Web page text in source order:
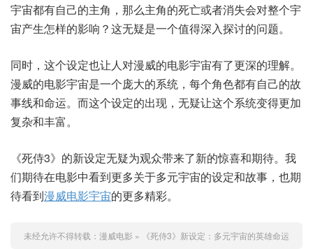
宇宙都有自己的主角，那么主角的死亡或者消失会对整个宇
宙产生怎样的影响？这无疑是一个值得深入探讨的问题。
同时，这个设定也让人对漫威的电影宇宙有了更深的理解。
漫威的电影宇宙是一个庞大的系统，每个角色都有自己的故
事线和命运。而这个设定的出现，无疑让这个系统变得更加
复杂和丰富。
《死侍3》的新设定无疑为观众带来了新的惊喜和期待。我
们期待在电影中看到更多关于多元宇宙的设定和故事，也期
待看到漫威电影宇宙的更多精彩。
未经允许不得转载： 漫威电影 » 《死侍3》新设定：多元宇宙的英雄命运